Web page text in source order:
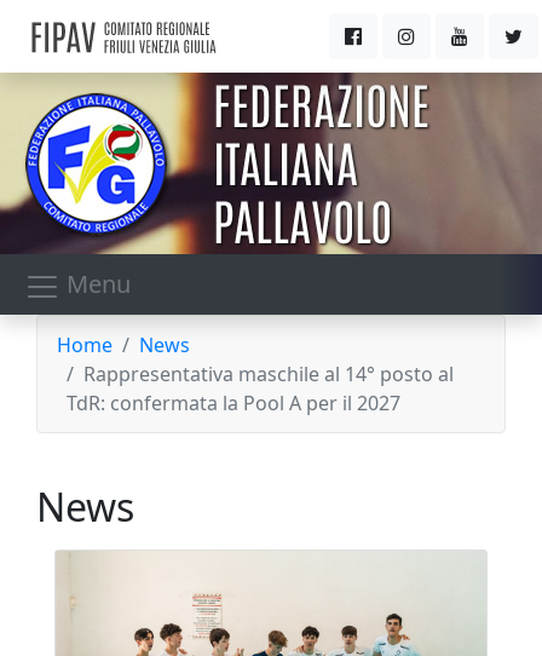
Menu
Home
News
Rappresentativa maschile al 14° posto al
TdR: confermata la Pool A per il 2027
News